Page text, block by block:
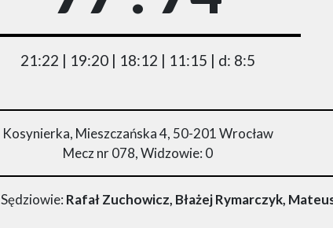
21:22 | 19:20 | 18:12 | 11:15 | d: 8:5
Kosynierka, Mieszczańska 4, 50-201 Wrocław
Mecz nr 078, Widzowie: 0
Sędziowie: Rafał Zuchowicz, Błażej Rymarczyk,